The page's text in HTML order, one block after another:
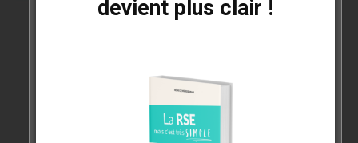
devient plus clair !